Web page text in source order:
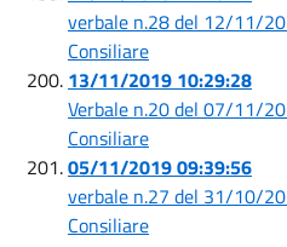
verbale n.28 del 12/11/
Consiliare
13/11/2019 10:29:28
Verbale n.20 del 07/11/
Consiliare
05/11/2019 09:39:56
verbale n.27 del 31/10/
Consiliare